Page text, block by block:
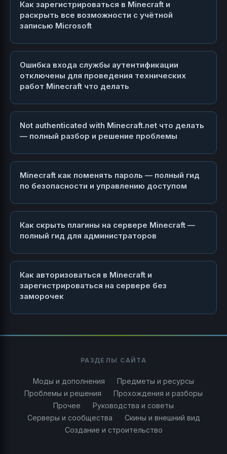
Как зарегистрироваться в Minecraft и
раскрыть все возможности с учётной
записью Microsoft
Ошибка входа службы аутентификации
отключены для проведения технических
работ Minecraft что делать
Not authenticated with Minecraft.net что делать
— полный разбор и решение проблемы
Minecraft как поменять пароль — полный гид
по безопасности и управлению доступом
Как скрыть плагины на сервере Minecraft —
полный гид для администраторов
Как авторизоваться в Minecraft и
зарегистрироваться на сервере без
заморочек
РАЗДЕЛЫ САЙТА
Моды и дополнения
Предметы и ресурсы
Проблемы и решения
Прохождения и разборы
Прочее
Руководства и советы
Серверы и сообщества
Скины и внешний вид
Создание и строительство